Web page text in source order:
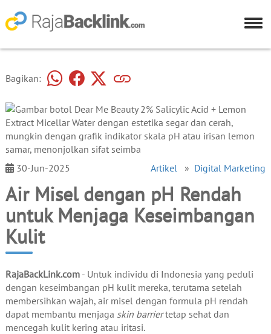
Bagikan:
30-Jun-2025 Artikel » Digital Marketing
Air Misel dengan pH Rendah
untuk Menjaga Keseimbangan
Kulit
RajaBackLink.com- Untuk individu di Indonesia yang peduli
dengan keseimbangan pH kulit mereka, terutama setelah
membersihkan wajah, air misel dengan formula pH rendah
dapat membantu menjaga skin barriertetap sehat dan
mencegah kulit kering atau iritasi.